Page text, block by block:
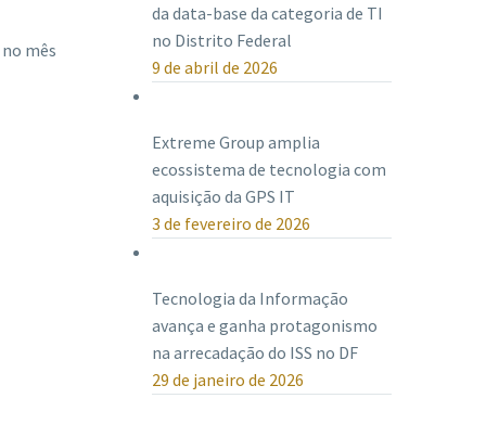
mês
da data-base da categoria de TI
no Distrito Federal
9 de abril de 2026
Extreme Group amplia
ecossistema de tecnologia com
aquisição da GPS IT
3 de fevereiro de 2026
Tecnologia da Informação
avança e ganha protagonismo
na arrecadação do ISS no DF
29 de janeiro de 2026